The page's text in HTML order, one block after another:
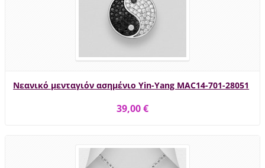
Νεανικό μενταγιόν ασημένιο Yin-Yang MAC14-701-28051
39,00 €